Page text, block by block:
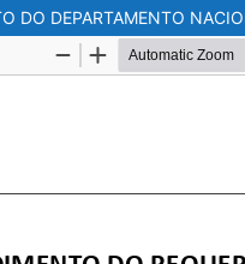
DO DEPARTAMENTO